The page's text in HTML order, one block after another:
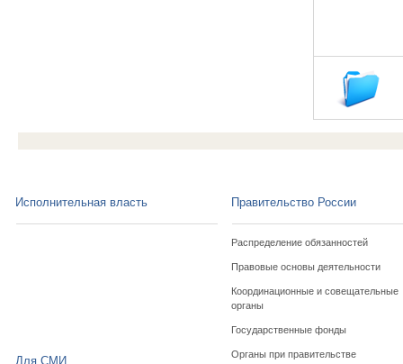
Исполнительная власть Правительство России
Распределение обязанностей
Правовые основы деятельности
Координационные и совещательные
органы
Государственные фонды
Органы при правительстве
Для СМИ